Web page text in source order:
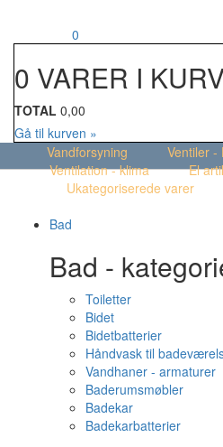
0
0 VARER I
TOTAL 0,00
Gå til kurven »
Vandforsyning
Ventiler -
Ventilation - klima
El
Ukategoriserede varer
Bad
Bad -
Toiletter
Bidet
Bidetbatterier
Håndvask til
Vandhaner - armaturer
Baderumsmøbler
Badekar
Badekarbatterier